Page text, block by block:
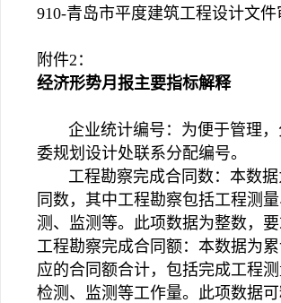
910-青岛市平度建筑工程设计文
附件2：
经济形势月报主要指标解释
企业统计编号：为便于管理，
委规划设计处联系分配编号。
工程勘察完成合同数：本数据
同数，其中工程勘察包括工程测
测、监测等。此项数据为整数，
工程勘察完成合同额：本数据为
应的合同额合计，包括完成工程
检测、监测等工作量。此项数据